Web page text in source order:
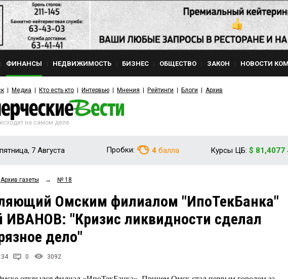
ФИНАНСЫ НЕДВИЖИМОСТЬ БИЗНЕС ОБЩЕСТВО ЗАКОН НОВОСТИ
Медиа Кто есть кто Интервью Мнения Рейтинги Блоги Архив
на самом деле
7 Августа Пробки: 4 балла Курсы ЦБ: $ 81,4077
Архив газеты → № 18
Омским филиалом "ИпоТекБанка"
ИВАНОВ: "Кризис ликвидности сделал
дело"
0 3092